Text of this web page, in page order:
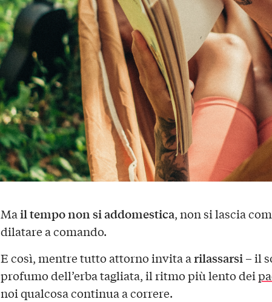
Mail tempo non si addomestica, non si lascia
dilatare a comando.
E così, mentre tutto attorno invita arilassarsi– il
profumo dell’erba tagliata, il ritmo più lento dei
noi qualcosa continua a correre.